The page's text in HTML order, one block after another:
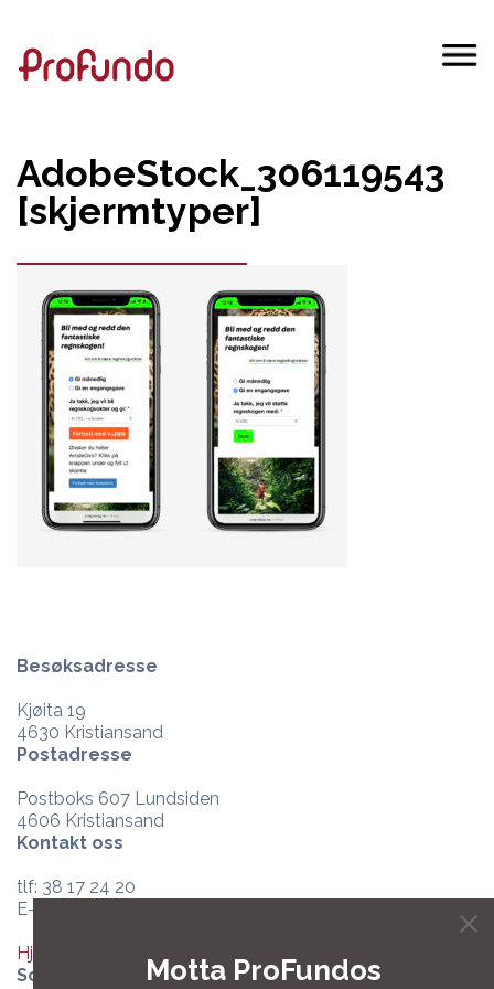
Motta ProFundos
AdobeStock_306119543
[skjermtyper]
Besøksadresse
Kjøita 19
4630 Kristiansand
Postadresse
Postboks 607 Lundsiden
4606 Kristiansand
Kontakt oss
tlf: 38 17 24 20
E-post:
Hjelpesenter og support
Sosiale medier